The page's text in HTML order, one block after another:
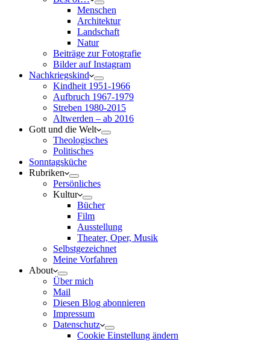
Menschen
Architektur
Landschaft
Natur
Beiträge zur Fotografie
Bilder auf Instagram
Nachkriegskind
Kindheit 1951-1966
Aufbruch 1967-1979
Streben 1980-2015
Altwerden – ab 2016
Gott und die Welt
Theologisches
Politisches
Sonntagsküche
Rubriken
Persönliches
Kultur
Bücher
Film
Ausstellung
Theater, Oper, Musik
Selbstgezeichnet
Meine Vorfahren
About
Über mich
Mail
Diesen Blog abonnieren
Impressum
Datenschutz
Cookie Einstellung ändern